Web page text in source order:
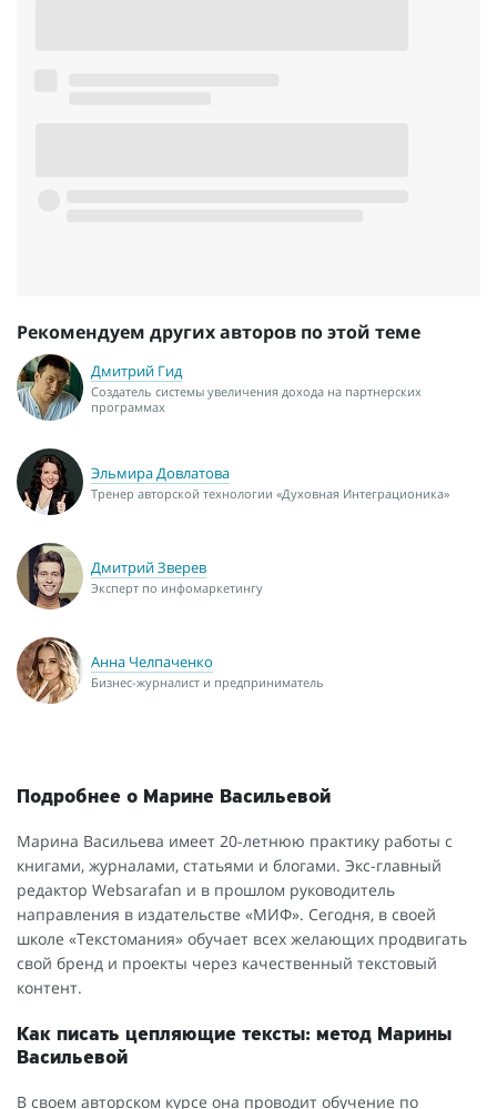
Рекомендуем других авторов по этой теме
Дмитрий Гид
Создатель системы увеличения дохода на партнерских
программах
Эльмира Довлатова
Тренер авторской технологии «Духовная Интеграционика»
Дмитрий Зверев
Эксперт по инфомаркетингу
Анна Челпаченко
Бизнес-журналист и предприниматель
Подробнее о Марине Васильевой
Марина Васильева имеет 20-летнюю практику работы с
книгами, журналами, статьями и блогами. Экс-главный
редактор Websarafan и в прошлом руководитель
направления в издательстве «МИФ». Сегодня, в своей
школе «Текстомания» обучает всех желающих продвигать
свой бренд и проекты через качественный текстовый
контент.
Как писать цепляющие тексты: метод Марины
Васильевой
В своем авторском курсе она проводит обучение по